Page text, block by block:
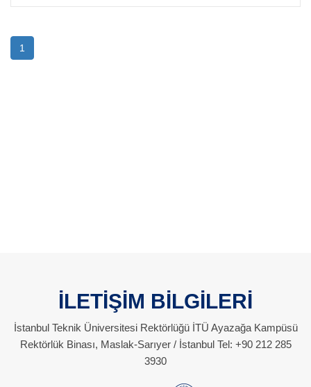
1
İLETİŞİM BİLGİLERİ
İstanbul Teknik Üniversitesi Rektörlüğü İTÜ Ayazağa Kampüsü
Rektörlük Binası, Maslak-Sarıyer / İstanbul Tel: +90 212 285
3930